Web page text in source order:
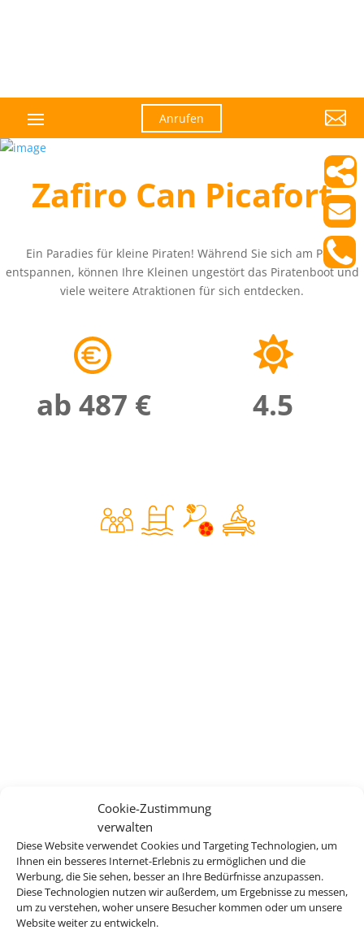
Cookie-Zustimmung
verwalten
Diese Website verwendet Cookies und Targeting Technologien, um
Ihnen ein besseres Internet-Erlebnis zu ermöglichen und die
Werbung, die Sie sehen, besser an Ihre Bedürfnisse anzupassen.
Diese Technologien nutzen wir außerdem, um Ergebnisse zu messen,
um zu verstehen, woher unsere Besucher kommen oder um unsere
Website weiter zu entwickeln.
Anrufen 
Zafiro Can Picafort
Ein Paradies für kleine Piraten! Während Sie sich am Pool
entspannen, können Ihre Kleinen ungestört das Piratenboot und
viele weitere Atraktionen für sich entdecken.
ab 487 € 4.5